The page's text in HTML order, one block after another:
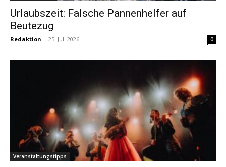
Urlaubszeit: Falsche Pannenhelfer auf
Beutezug
Redaktion - 25. Juli 2026 0
Veranstaltungstipps